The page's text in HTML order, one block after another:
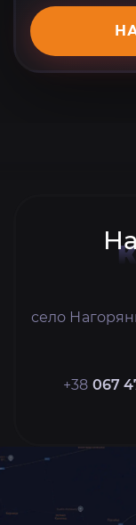
село
+38 067